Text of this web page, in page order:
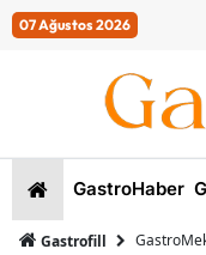
07 Ağustos 2026
GastroHaber
Gastrofill